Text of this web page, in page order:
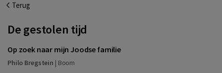
Terug
De gestolen tijd
Op zoek naar mijn Joodse familie
Philo Bregstein | Boom